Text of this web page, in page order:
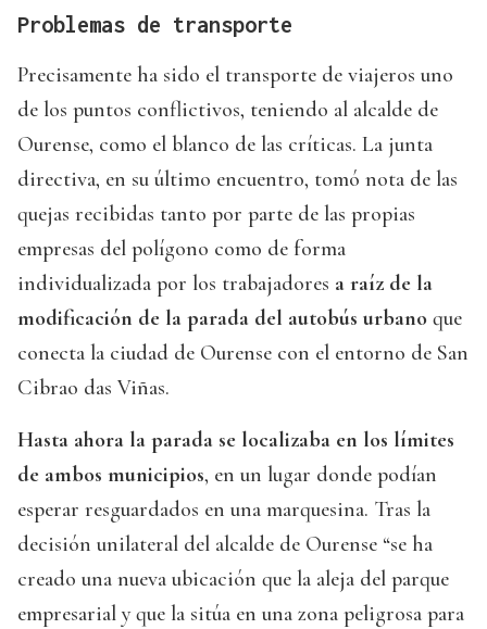
Problemas de transporte
Precisamente ha sido el transporte de viajeros uno
de los puntos conflictivos, teniendo al alcalde de
Ourense, como el blanco de las críticas. La junta
directiva, en su último encuentro, tomó nota de las
quejas recibidas tanto por parte de las propias
empresas del polígono como de forma
individualizada por los trabajadores a raíz de la
modificación de la parada del autobús urbano que
conecta la ciudad de Ourense con el entorno de San
Cibrao das Viñas.
Hasta ahora la parada se localizaba en los límites
de ambos municipios, en un lugar donde podían
esperar resguardados en una marquesina. Tras la
decisión unilateral del alcalde de Ourense “se ha
creado una nueva ubicación que la aleja del parque
empresarial y que la sitúa en una zona peligrosa para